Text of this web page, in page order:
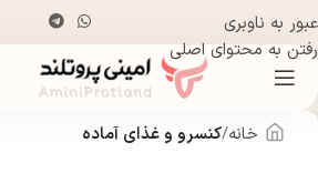
عبور به ناوبری
رفتن به محتوای اصلی
خانه کنسرو و غذای آماده